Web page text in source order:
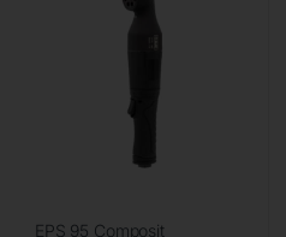
EPS 95 Composit